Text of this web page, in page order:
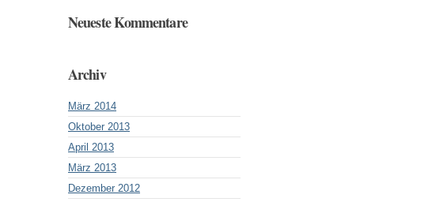
Neueste Kommentare
Archiv
März 2014
Oktober 2013
April 2013
März 2013
Dezember 2012